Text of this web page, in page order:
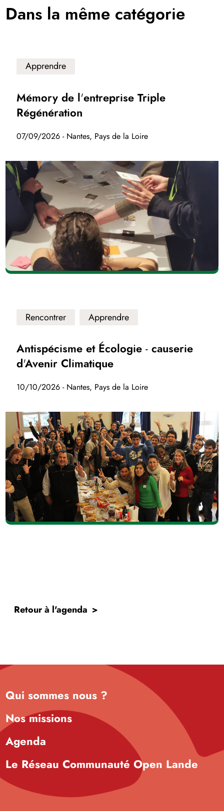
Dans la même catégorie
Apprendre
Mémory de l'entreprise Triple
Régénération
07/09/2026 - Nantes, Pays de la Loire
Rencontrer Apprendre
Antispécisme et Écologie - causerie
d'Avenir Climatique
10/10/2026 - Nantes, Pays de la Loire
Retour à l'agenda
Qui sommes nous ?
Nos missions
Agenda
Le Réseau Communauté Open Lande